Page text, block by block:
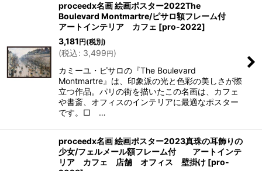
proceedx名画 絵画ポスター2022The
Boulevard Montmartre/ピサロ額フレーム付
アートインテリア カフェ [pro-2022]
3,181円(税別)
(税込: 3,499円)
カミーユ・ピサロの『The Boulevard
Montmartre』は、印象派の光と色彩の美しさが際
立つ作品。パリの街を描いたこの名画は、カフェ
や書斎、オフィスのインテリアに最適なポスター
です。□ …
proceedx名画 絵画ポスター2023真珠の耳飾りの
少女/フェルメール額フレーム付 アートインテ
リア カフェ 店舗 オフィス 壁掛け [pro-